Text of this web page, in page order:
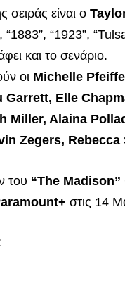
σειράς είναι ο
“1883”, “1923”,
και το σενάριο.
οι Michelle
Garrett, Elle
Miller, Alaina
Zegers, Rebecca
του “The Madison”
στις 14